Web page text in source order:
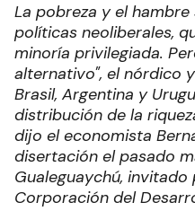
La pobreza y el
políticas neoliberales,
minoría privilegiada.
alternativo", el nórdico
Brasil, Argentina y
distribución de la
dijo el economista
disertación el pasado
Gualeguaychú,
Corporación del